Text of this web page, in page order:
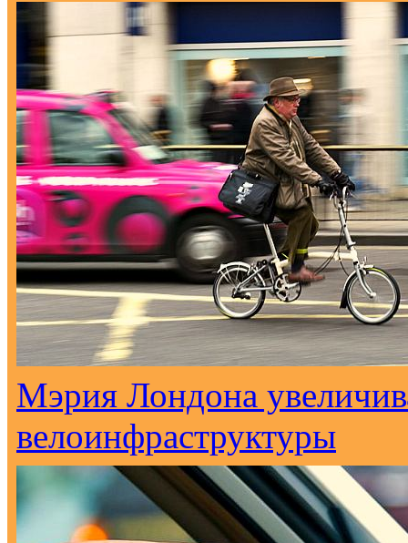
Мэрия Лондона
велоинфраструктуры